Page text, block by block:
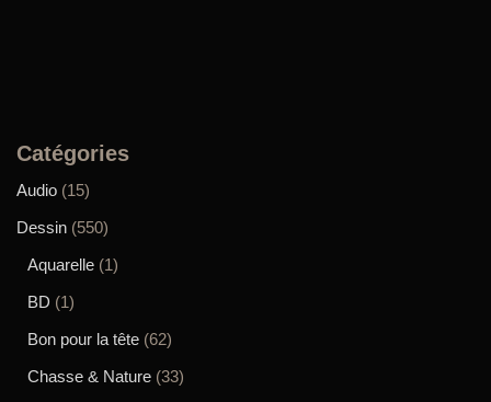
Catégories
Audio (15)
Dessin (550)
Aquarelle (1)
BD (1)
Bon pour la tête (62)
Chasse & Nature (33)